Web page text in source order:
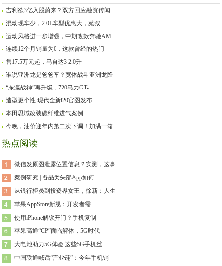
吉利欲3亿入股蔚来？双方回应融资传闻
混动现车少，2.0L车型优惠大，苑叔
运动风格进一步增强，中期改款奔驰AM
连续12个月销量为0，这款曾经的热门
售17.5万元起，马自达3 2.0升
谁说亚洲龙是爸爸车？宽体战斗亚洲龙降
“东瀛战神”再升级，720马力GT-
造型更个性 现代全新i20官图发布
本田思域改装碳纤维进气案例
今晚，油价迎年内第二次下调！加满一箱
热点阅读
微信发原图泄露位置信息？实测，这事
案例研究 | 各品类头部App如何
从银行柜员到投资界女王，徐新：人生
苹果AppStore新规：开发者需
使用iPhone解锁开门？手机复制
苹果高通“CP”面临解体，5G时代
大电池助力5G体验 这些5G手机丝
中国联通喊话“产业链”：今年手机销